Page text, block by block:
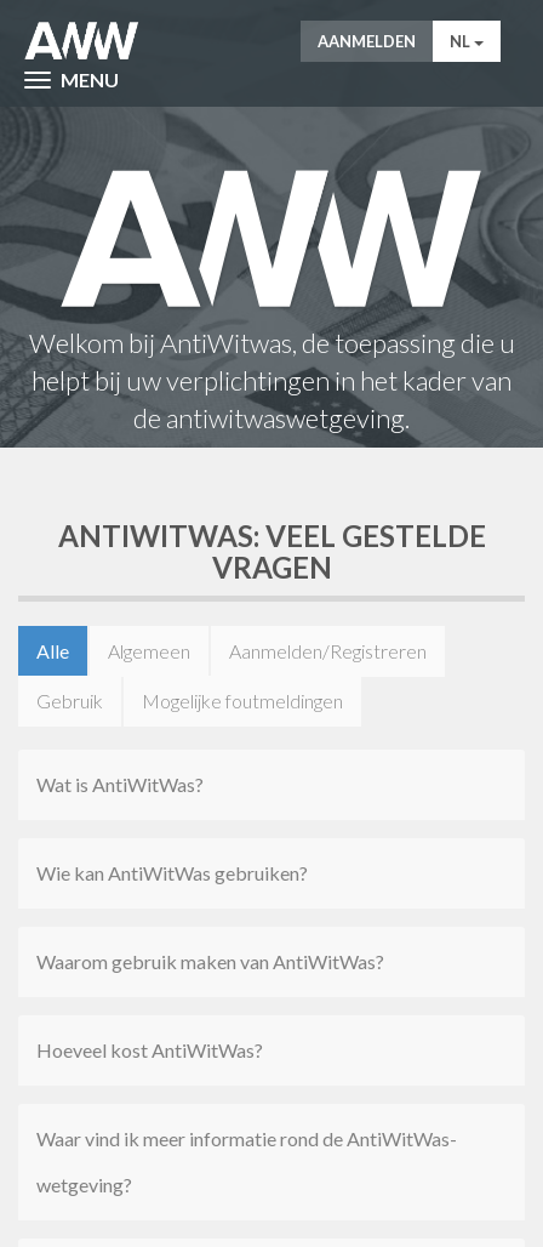
MENU
AANMELDEN NL
Welkom bij AntiWitwas, de toepassing die u
helpt bij uw verplichtingen in het kader van
de antiwitwaswetgeving.
ANTIWITWAS: VEEL GESTELDE
VRAGEN
Alle Algemeen Aanmelden/Registreren
Gebruik Mogelijke foutmeldingen
Wat is AntiWitWas?
Wie kan AntiWitWas gebruiken?
Waarom gebruik maken van AntiWitWas?
Hoeveel kost AntiWitWas?
Waar vind ik meer informatie rond de AntiWitWas-
wetgeving?